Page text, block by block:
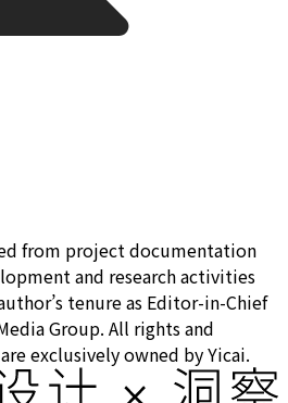
from project documentation
and research activities
tenure as Editor-in-Chief
Group. All rights and
exclusively owned by Yicai.